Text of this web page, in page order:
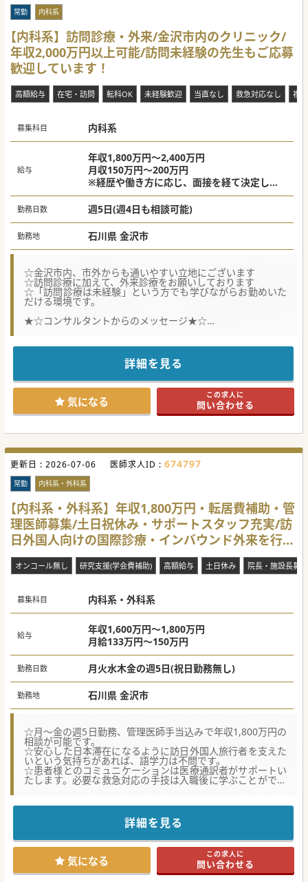
常勤 内科系
【内科系】訪問診療・外来/金沢市内のクリニック/
年収2,000万円以上可能/訪問未経験の先生もご応募
歓迎しています！
高額給与 在宅・訪問 転科OK 未経験歓迎 当直なし 救急対応なし 複
募集科目 内科系
給与
年収1,800万円～2,400万円
月収150万円～200万円
※経歴や働き方に応じ、面接を経て決定しま
す。
勤務日数 週5日(週4日も相談可能)
勤務地 石川県 金沢市
☆金沢市内、市外からも通いやすい立地にございます
☆訪問診療に加えて、外来診療をお願いしております
☆「訪問診療は未経験」という方でも学びながらお勤めいた
だける環境です。
★☆コンサルタントからのメッセージ★☆
往診件数によるインセンティブの支給や、入職後の昇給もあ
高年収をご希望の先生にオススメの求人です。
オンコールは非常勤医師も複数名対応しております。
ご興味ございましたらお気軽にお問い合わせください。
詳細を見る
気になる この求人に
問い合わせる
更新日 : 2026-07-06 医師求人ID : 674797
常勤 内科系・外科系
【内科系・外科系】年収1,800万円・転居費補助・管
理医師募集/土日祝休み・サポートスタッフ充実/訪
日外国人向けの国際診療・インバウンド外来を行う
クリニックです
オンコール無し 研究支援(学会費補助) 高額給与 土日休み 院長・施設長募集
募集科目 内科系・外科系
給与
年収1,600万円～1,800万円
月給133万円～150万円
勤務日数 月火水木金の週5日(祝日勤務無し)
勤務地 石川県 金沢市
☆月～金の週5日勤務、管理医師手当込みで年収1,800万円の
相談が可能です。
☆安心した日本滞在になるように訪日外国人旅行者を支えた
いという気持ちがあれば、語学力は不問です。
☆患者様とのコミュニケーションは医療通訳者がサポートい
たします。必要な救急対応の手技は入職後に学ぶことができ
ます。
【募集背景】
■観光地を中心に日本全国で増加している訪日外国人旅行者
が、適切に医療を受けることができるクリニックを開院いた
します。
■東京都、京都府、沖縄県、福岡県と全国に展開しており、
今回は石川県金沢市の繁華エリアに開院を予定しておりま
■2026年度中の新規開院を目指しており、入職時期はご相談
詳細を見る
気になる この求人に
問い合わせる